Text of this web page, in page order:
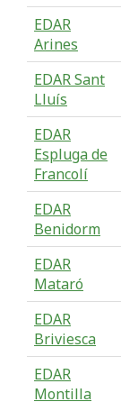
EDAR
Arines
EDAR Sant
Lluís
EDAR
Espluga de
Francolí
EDAR
Benidorm
EDAR
Mataró
EDAR
Briviesca
EDAR
Montilla